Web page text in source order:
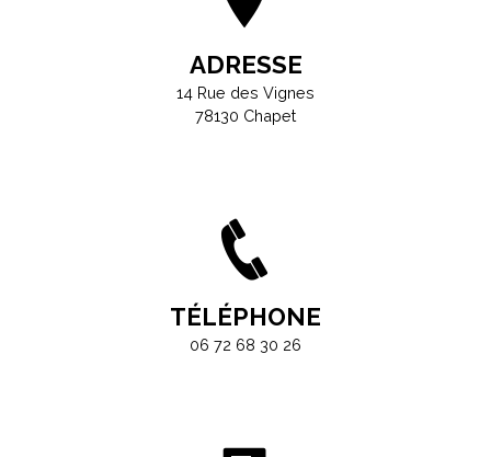
ADRESSE
14 Rue des Vignes
78130 Chapet
TÉLÉPHONE
06 72 68 30 26